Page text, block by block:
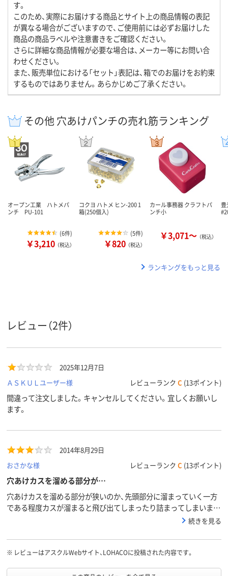
す。
このため、実際にお届けする商品とサイト上の商品情報の表記
が異なる場合がございますので、ご使用前には必ずお届けした
商品の商品ラベルや注意書きをご確認ください。
さらに詳細な商品情報が必要な場合は、メーカー等にお問い合
わせください。
また、販売単位における「セット」表記は、箱でのお届けをお約束
するものではありません。あらかじめご了承ください。
その他 穴あけパンチの売れ筋ランキング
オープン工業 ハトメパ
ンチ PU-101
(6件)
￥3,210 （税込）
コクヨ ハトメ ヒン-200 1
箱(250個入)
(5件)
￥820 （税込）
カール事務器 クラフトパ
ンチ小
￥3,071～ （税込）
豊
ランキングをもっと見る
レビュー（2件）
2025年12月7日
ＡＳＫＵＬユーザー様
レビューランク C (13ポイント)
間違って注文しました。キャンセルしてください。宜しくお願いし
ます。
2014年8月29日
おさかな様
レビューランク C (13ポイント)
穴あけカスを溜める部分が…
穴あけカスを溜める部分が狭いのか、先頭部分に溜まっていく一方
である程度カスが溜まると飛び出てしまったり詰まってしまいま
す。せっかくカス溜め部分が後方まであるのにもったいないです。
です。カス溜め部分の底を深く作るなどの工夫があればよいのにな
と思います。穴のあけ心地は音も静かで空けやすいです。新聞を綴
続きを見る
※ レビューはアスクルWebサイト、LOHACOに投稿された内容です。